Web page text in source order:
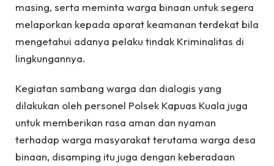
masing, serta meminta warga binaan untuk segera
melaporkan kepada aparat keamanan terdekat bila
mengetahui adanya pelaku tindak Kriminalitas di
lingkungannya.
Kegiatan sambang warga dan dialogis yang
dilakukan oleh personel Polsek Kapuas Kuala juga
untuk memberikan rasa aman dan nyaman
terhadap warga masyarakat terutama warga desa
binaan, disamping itu juga dengan keberadaan